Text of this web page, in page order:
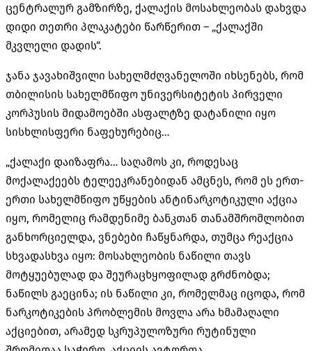
ცენტრალურ გამზირზე, ქალაქის მოსახლეობას დახვდა
დიდი თეთრი პლაკატები წარწერით – „ქალაქში
მკვლელი დადის“.
ჯანა ჯავახიშვილი სახელმძღვანელოში იხსენებს, რომ
თბილისის სახელმწიფო უნივერსიტეტის პირველი
კორპუსის მიდამოებში ასფალტზე დატანილი იყო
სისხლისფერი ნაფეხურებიც…
„ქალაქი დაიზაფრა… საღამოს კი, როდესაც
მოქალაქეებს ტელეეკრანებიდან ამცნეს, რომ ეს ერთ-
ერთი სახელმწიფო უწყების ანტინარკოტიკული აქცია
იყო, რომელიც რამდენიმე ბანკთან თანამშრომლობით
განხორციელდა, ვნებები ჩაწყნარდა, თუმცა რეაქცია
სხვადასხვა იყო: მოსახლეობის ნაწილი თავს
მოტყუებულად და შეურაცხყოფილად გრძნობდა;
ნაწილს გაეცინა; ის ნაწილი კი, რომელმაც იცოდა, რომ
ნარკოტიკების პრობლემის მოვლა არა ხმამაღალი
აქციებით, არამედ სკრუპულოზური რუტინული